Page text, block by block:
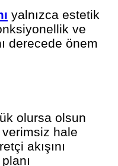
yalnızca estetik
ve
derecede önem
olursa olsun
verimsiz hale
akışını